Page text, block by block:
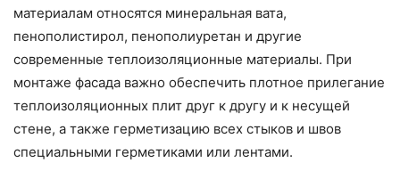
материалам относятся минеральная вата,
пенополистирол, пенополиуретан и другие
современные теплоизоляционные материалы. При
монтаже фасада важно обеспечить плотное прилегание
теплоизоляционных плит друг к другу и к несущей
стене, а также герметизацию всех стыков и швов
специальными герметиками или лентами.